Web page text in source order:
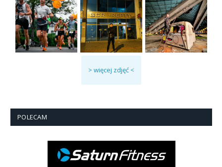
> więcej zdjęć <
POLECAM